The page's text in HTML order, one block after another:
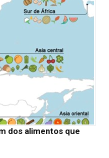
dos alimentos que